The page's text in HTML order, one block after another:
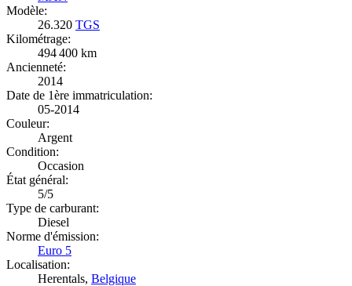
Modèle:
26.320 TGS
Kilométrage:
494 400 km
Ancienneté:
2014
Date de 1ère immatriculation:
05-2014
Couleur:
Argent
Condition:
Occasion
État général:
5/5
Type de carburant:
Diesel
Norme d'émission:
Euro 5
Localisation:
Herentals, Belgique